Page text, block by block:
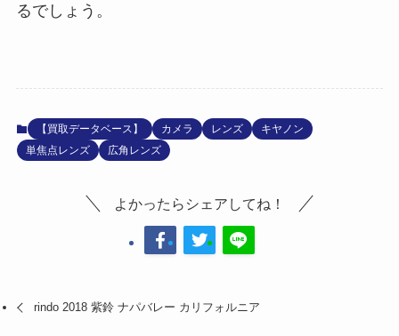
るでしょう。
【買取データベース】 カメラ レンズ
キヤノン
単焦点レンズ
広角レンズ
よかったらシェアしてね！
rindo 2018 紫鈴 ナパバレー カリフォルニア